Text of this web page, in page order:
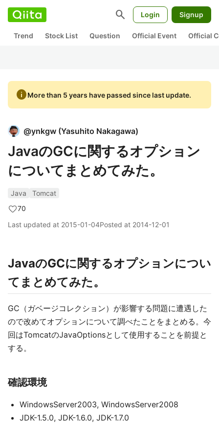
search Login Signup
Trend Stock List Question Official Event Official
infoMore than 5 years have passed since last update.
@ynkgw (Yasuhito Nakagawa)
JavaのGCに関するオプション
についてまとめてみた。
Java
Tomcat
70
Last updated at 2015-01-04Posted at 2014-12-01
JavaのGCに関するオプションについ
てまとめてみた。
GC（ガベージコレクション）が影響する問題に遭遇した
ので改めてオプションについて調べたことをまとめる。今
回はTomcatのJavaOptionsとして使用することを前提と
する。
確認環境
WindowsServer2003, WindowsServer2008
JDK-1.5.0, JDK-1.6.0, JDK-1.7.0